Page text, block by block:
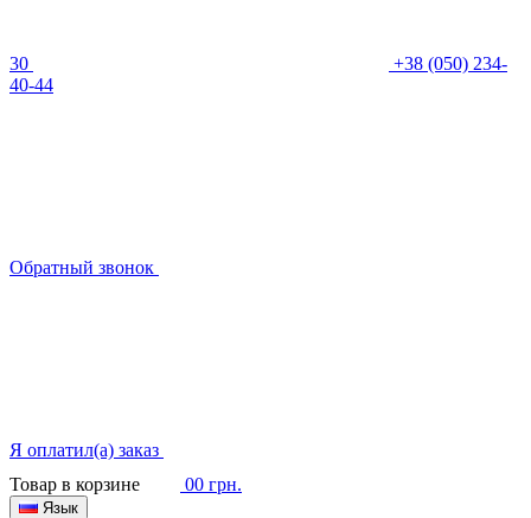
30
+38 (050) 234-
40-44
Обратный звонок
Я оплатил(а) заказ
Товар в корзине
00 грн.
Язык